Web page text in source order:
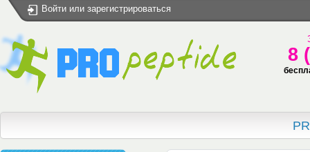
Войти или зарегистрироваться
8